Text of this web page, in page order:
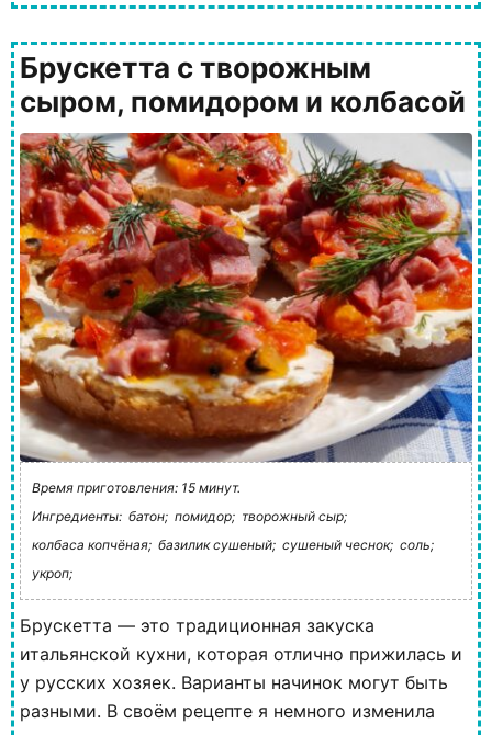
Брускетта с творожным
сыром, помидором и колбасой
Время приготовления: 15 минут.
Ингредиенты: батон; помидор; творожный сыр;
колбаса копчёная; базилик сушеный; сушеный чеснок; соль;
укроп;
Брускетта — это традиционная закуска
итальянской кухни, которая отлично прижилась и
у русских хозяек. Варианты начинок могут быть
разными. В своём рецепте я немного изменила